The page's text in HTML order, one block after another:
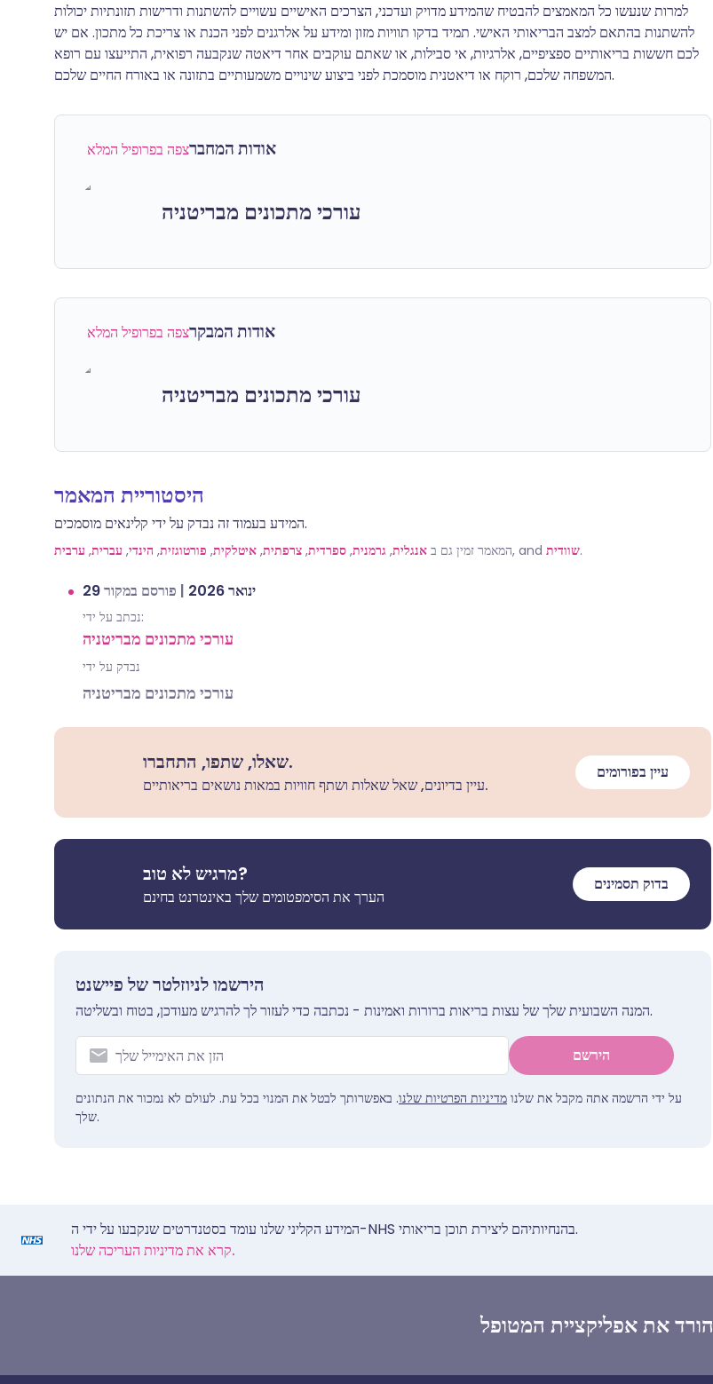
למרות שנעשו כל המאמצים להבטיח שהמידע מדויק ועדכני, הצרכים האישיים עשויים להשתנות ודרישות תזונתיות יכולות
להשתנות בהתאם למצב הבריאותי האישי. תמיד בדקו תוויות מזון ומידע על אלרגנים לפני הכנת או צריכת כל מתכון. אם יש
לכם חששות בריאותיים ספציפיים, אלרגיות, אי סבילות, או שאתם עוקבים אחר דיאטה שנקבעה רפואית, התייעצו עם רופא
המשפחה שלכם, רוקח או דיאטנית מוסמכת לפני ביצוע שינויים משמעותיים בתזונה או באורח החיים שלכם.
אודות המחברצפה בפרופיל המלא
עורכי מתכונים מבריטניה
אודות המבקרצפה בפרופיל המלא
עורכי מתכונים מבריטניה
היסטוריית המאמר
המידע בעמוד זה נבדק על ידי קלינאים מוסמכים.
המאמר זמין גם ב אנגלית, גרמנית, ספרדית, צרפתית, איטלקית, פורטוגזית, הינדי, עברית, ערבית , and שוודית.
29 ינואר 2026 | פורסם במקור
נכתב על ידי:
עורכי מתכונים מבריטניה
נבדק על ידי
עורכי מתכונים מבריטניה
שאלו, שתפו, התחברו.
עיין בדיונים, שאל שאלות ושתף חוויות במאות נושאים בריאותיים.
עיין בפורומים
מרגיש לא טוב?
הערך את הסימפטומים שלך באינטרנט בחינם
בדוק תסמינים
הירשמו לניוזלטר של פיישנט
המנה השבועית שלך של עצות בריאות ברורות ואמינות - נכתבה כדי לעזור לך להרגיש מעודכן, בטוח ובשליטה.
הירשם
על ידי הרשמה אתה מקבל את שלנו מדיניות הפרטיות שלנו. באפשרותך לבטל את המנוי בכל עת. לעולם לא נמכור את הנתונים
שלך.
המידע הקליני שלנו עומד בסטנדרטים שנקבעו על ידי ה-NHS בהנחיותיהם ליצירת תוכן בריאותי.
קרא את מדיניות העריכה שלנו.
הורד את אפליקציית המטופל